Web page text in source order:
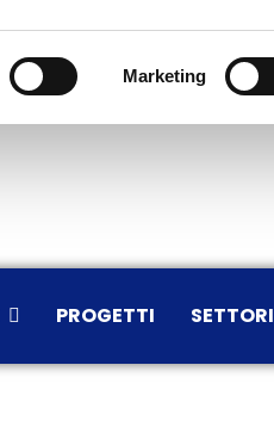
Marketing
PROGETTI SETTORI